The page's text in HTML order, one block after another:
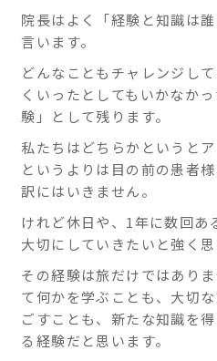
院長はよく「経験と知識は
言います。
どんなこともチャレンジし
くいったとしてもいかなか
験」として残ります。
私たちはどちらかというと
というよりは目の前の患者
訳にはいきません。
けれど休日や、1年に数回あ
大切にしていきたいと強く思
その経験は旅だけではあり
て何かを学ぶことも、大切
ごすことも、新たな知識を
る経験だと思います。